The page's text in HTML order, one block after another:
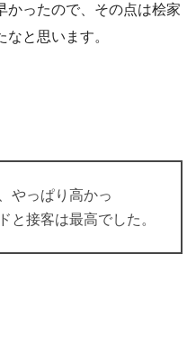
かったので、その点は桧家
と思います。
やっぱり高かっ
と接客は最高でした。